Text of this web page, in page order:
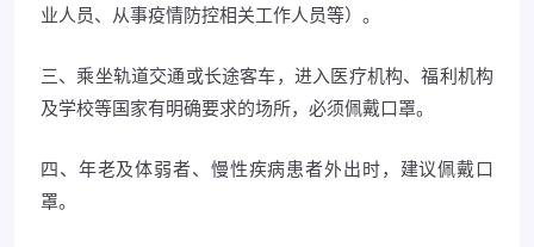
业人员、从事疫情防控相关工作人员等）。
三、乘坐轨道交通或长途客车，进入医疗机构、福利机构
及学校等国家有明确要求的场所，必须佩戴口罩。
四、年老及体弱者、慢性疾病患者外出时，建议佩戴口
罩。